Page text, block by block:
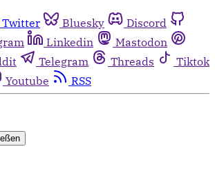
Twitter Bluesky
Discord
Linkedin
Mastodon
Telegram Threads
Tiktok
Youtube RSS